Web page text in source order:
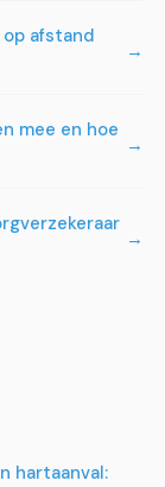
afstand
mee en hoe
hartaanval: